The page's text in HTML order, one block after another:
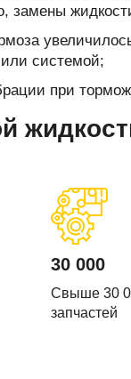
замены
системой;
при
30 000
Свыше 30
запчастей